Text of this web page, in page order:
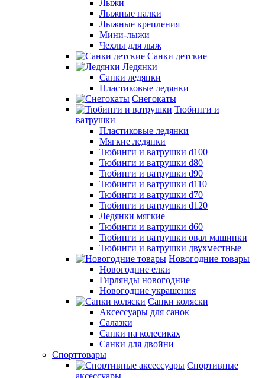
Лыжи
Лыжные палки
Лыжные крепления
Мини-лыжи
Чехлы для лыж
Санки детские
Ледянки
Санки ледянки
Пластиковые ледянки
Снегокаты
Тюбинги и
ватрушки
Пластиковые ледянки
Мягкие ледянки
Тюбинги и ватрушки d100
Тюбинги и ватрушки d80
Тюбинги и ватрушки d90
Тюбинги и ватрушки d110
Тюбинги и ватрушки d70
Тюбинги и ватрушки d120
Ледянки мягкие
Тюбинги и ватрушки d60
Тюбинги и ватрушки овал машинки
Тюбинги и ватрушки двухместные
Новогодние товары
Новогодние елки
Гирлянды новогодние
Новогодние украшения
Санки коляски
Аксессуары для санок
Салазки
Санки на колесиках
Санки для двойни
Спорттовары
Спортивные
аксессуары